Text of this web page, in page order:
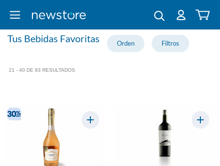
Tus Bebidas Favoritas
21 - 40 DE 83 RESULTADOS